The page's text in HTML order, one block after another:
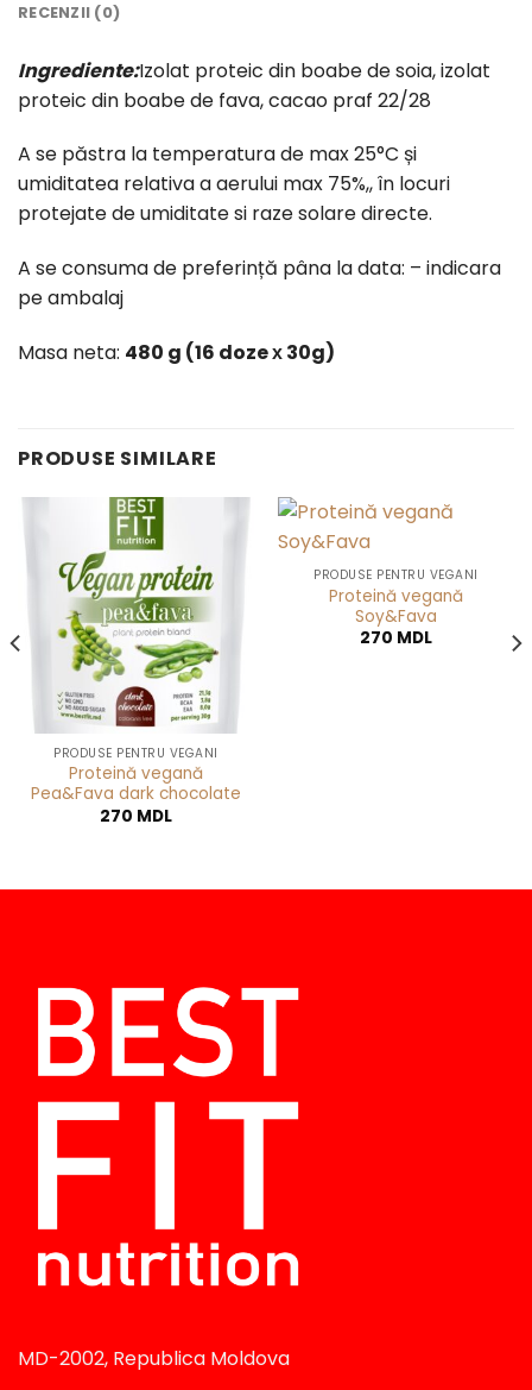
RECENZII (0)
Ingrediente:Izolat proteic din boabe de soia, izolat
proteic din boabe de fava, cacao praf 22/28
A se păstra la temperatura de max 25°C și
umiditatea relativa a aerului max 75%,, în locuri
protejate de umiditate si raze solare directe.
A se consuma de preferință pâna la data: – indicara
pe ambalaj
Masa neta: 480 g (16 dozeх 30g)
PRODUSE SIMILARE
PRODUSE PENTRU VEGANI
Proteină vegană
Pea&Fava dark chocolate
270 MDL
PRODUSE PENTRU VEGANI
Proteină vegană
Soy&Fava
270 MDL
MD-2002, Republica Moldova